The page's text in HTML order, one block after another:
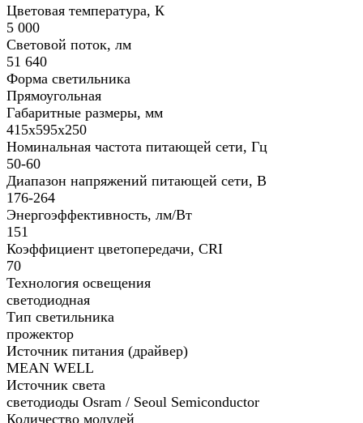
Цветовая температура, К
5 000
Световой поток, лм
51 640
Форма светильника
Прямоугольная
Габаритные размеры, мм
415х595х250
Номинальная частота питающей сети, Гц
50-60
Диапазон напряжений питающей сети, В
176-264
Энергоэффективность, лм/Вт
151
Коэффициент цветопередачи, CRI
70
Технология освещения
светодиодная
Тип светильника
прожектор
Источник питания (драйвер)
MEAN WELL
Источник света
светодиоды Osram / Seoul Semiconductor
Количество модулей